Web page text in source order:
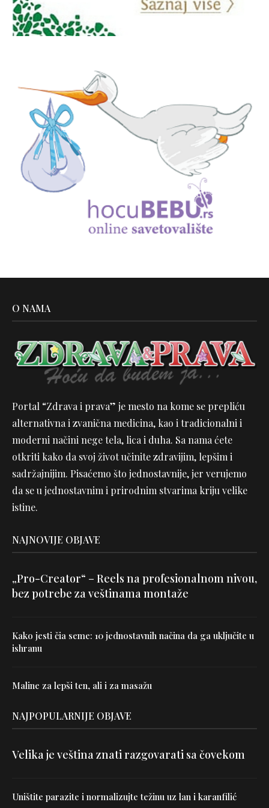
O NAMA
Portal “Zdrava i prava” je mesto na kome se prepliću
alternativna i zvanična medicina, kao i tradicionalni i
moderni načini nege tela, lica i duha. Sa nama ćete
otkriti kako da svoj život učinite zdravijim, lepšim i
sadržajnijim. Pisaćemo što jednostavnije, jer verujemo
da se u jednostavnim i prirodnim stvarima kriju velike
istine.
NAJNOVIJE OBJAVE
„Pro-Creator“ – Reels na profesionalnom nivou,
bez potrebe za veštinama montaže
Kako jesti čia seme: 10 jednostavnih načina da ga uključite u
ishranu
Maline za lepši ten, ali i za masažu
NAJPOPULARNIJE OBJAVE
Velika je veština znati razgovarati sa čovekom
Uništite parazite i normalizujte težinu uz lan i karanfilić